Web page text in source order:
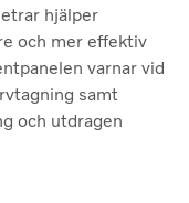
hjälper
och mer effektiv
varnar vid
samt
och utdragen